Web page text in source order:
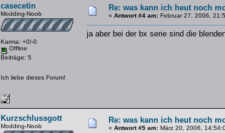
casecetin
Modding-Noob
Karma: +0/-0
Offline
Beiträge: 5
Ich liebe dieses Forum!
Re: was kann ich heut noch
« Antwort #4 am:Februar 27, 2006,
ja aber bei der bx serie sind die
Kurzschlussgott
Modding-Noob
Re: was kann ich heut noch
« Antwort #5 am:März 20, 2006,